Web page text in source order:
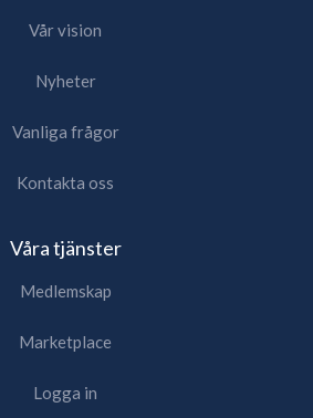
Vår vision
Nyheter
Vanliga frågor
Kontakta oss
Våra tjänster
Medlemskap
Marketplace
Logga in